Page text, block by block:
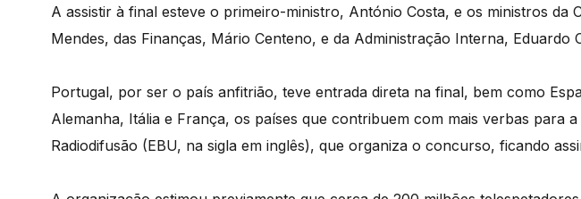
A assistir à final esteve o primeiro-ministro, António Costa, e os ministros da
Mendes, das Finanças, Mário Centeno, e da Administração Interna, Eduardo
Portugal, por ser o país anfitrião, teve entrada direta na final, bem como
Alemanha, Itália e França, os países que contribuem com mais verbas para
Radiodifusão (EBU, na sigla em inglês), que organiza o concurso, ficando